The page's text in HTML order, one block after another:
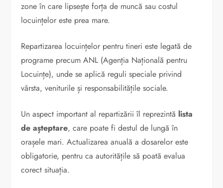
zone în care lipsește forța de muncă sau costul
locuințelor este prea mare.
Repartizarea locuințelor pentru tineri este legată de
programe precum ANL (Agenția Națională pentru
Locuințe), unde se aplică reguli speciale privind
vârsta, veniturile și responsabilitățile sociale.
Un aspect important al repartizării îl reprezintă lista
de așteptare, care poate fi destul de lungă în
orașele mari. Actualizarea anuală a dosarelor este
obligatorie, pentru ca autoritățile să poată evalua
corect situația.